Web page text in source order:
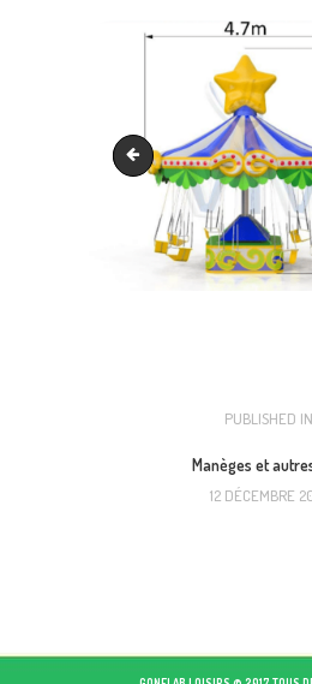
Chaise volante
NAVIGATION
PUBLISHED IN
Manèges et
12 DÉCEMBRE